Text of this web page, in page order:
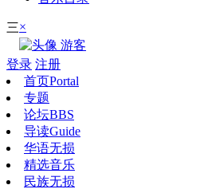
三×
游客
登录 注册
首页Portal
专题
论坛BBS
导读Guide
华语无损
精选音乐
民族无损